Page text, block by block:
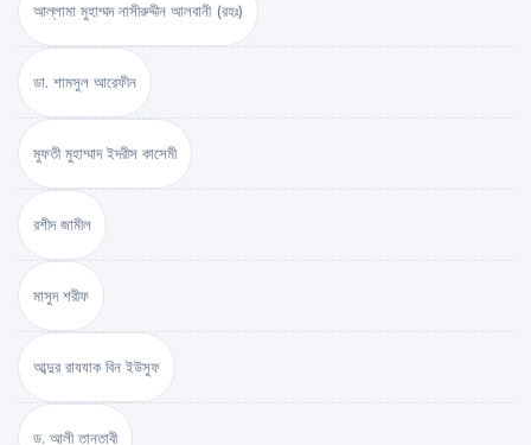
আল্লামা মুহাম্মদ নাসীরুদ্দীন আলবানী (রহঃ)
ডা. শামসুল আরেফীন
মুফতী মুহাম্মাদ ইদরীস কাসেমী
রশীদ জামীল
মাসুদ শরীফ
আব্দুর রাযযাক বিন ইউসুফ
ড. আলী তানতাবী